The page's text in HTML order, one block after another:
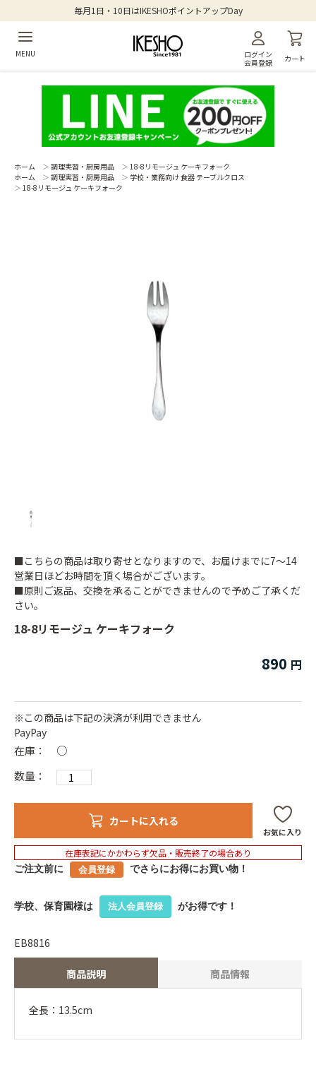
毎月1日・10日はIKESHOポイントアップDay
MENU
ログイン
会員登録
カート
ホーム ＞ 調理実習・厨房用品 ＞ 18-8リモージュ ケーキフォーク
ホーム
＞ 調理実習・厨房用品 ＞ 学校・業務向け 食器 テーブルクロス
＞ 18-8リモージュ ケーキフォーク
18-8リモージュ ケーキフォーク
890
※この商品は下記の決済が利用できません
PayPay
在庫：
○
数量：
カートに入れる
お気に入り
在庫表記にかかわらず欠品・販売終了の場合あり
ご注文前に 会員登録 でさらにお得にお買い物！
学校、保育園様は 法人会員登録 がお得です！
商品説明 商品情報
全長：13.5cm
■こちらの商品は取り寄せとなりますので、お届けまでに7～14
営業日ほどお時間を頂く場合がございます。
■原則ご返品、交換を承ることができませんので予めご了承くだ
さい。
EB8816